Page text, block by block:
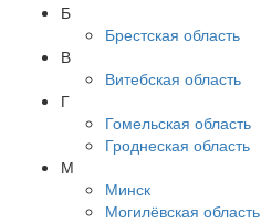
Б
Брестская область
В
Витебская область
Г
Гомельская область
Гроднеская область
М
Минск
Могилёвская область